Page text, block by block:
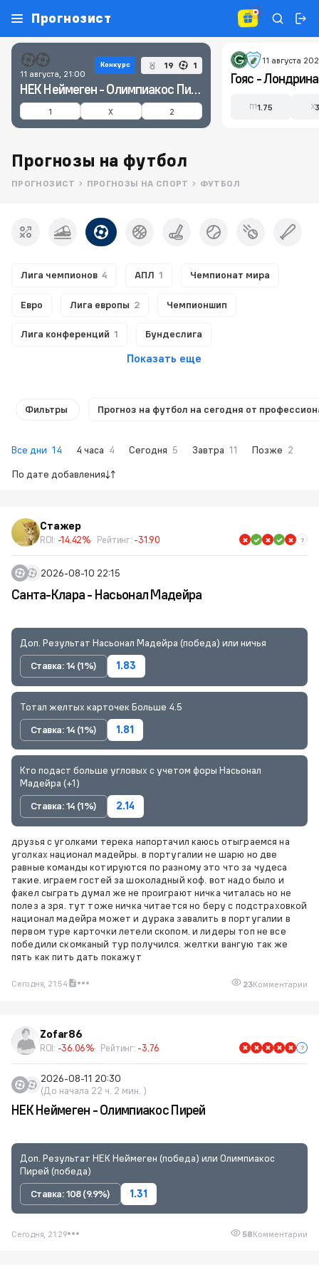
Прогнозист
11 августа, 21:00
Конкурс 19 1
НЕК Неймеген - Олимпиакос Пирей
1 X 2
11 августа
Гояс - Лондрина
П11.75 X
Прогнозы на футбол
ПРОГНОЗИСТ ПРОГНОЗЫ НА СПОРТ ФУТБОЛ
Лига чемпионов 4 АПЛ 1 Чемпионат мира
Евро Лига европы 2 Чемпионшип
Лига конференций 1 Бундеслига
Показать еще
Фильтры Прогноз на футбол на сегодня от
Все дни 14 4 часа 4 Сегодня 5 Завтра 11 Позже 2
По дате добавления
Стажер
ROI: -14.42% Рейтинг: -31.90
2026-08-10 22:15
Санта-Клара - Насьонал Мадейра
Доп. Результат Насьонал Мадейра (победа) или ничья
Ставка: 14 (1%)
1.83
Тотал желтых карточек Больше 4.5
Ставка: 14 (1%)
1.81
Кто подаст больше угловых с учетом форы Насьонал
Мадейра (+1)
Ставка: 14 (1%)
2.14
друзья с уголками терека напортачил каюсь отыграемся на
уголках национал мадейры. в португалии не шарю но две
равные команды котируются по разному это что за чудеса
такие. играем гостей за шоколадный коф. вот надо было и
факел сыграть думал же не проиграют ничка читалась но не
полез а зря. тут тоже ничка читается но беру с подстраховкой
национал мадейра может и дурака завалить в португалии в
первом туре карточки летели скопом. и лидеры топ не все
победили скомканый тур получился. желтки вангую так же
пять как пить дать покажут
Сегодня, 21:54 23Комментарии
Zofar86
ROI: -36.06% Рейтинг: -3.76
2026-08-11 20:30
(До начала 22 ч. 2 мин. )
НЕК Неймеген - Олимпиакос Пирей
Доп. Результат НЕК Неймеген (победа) или Олимпиакос
Пирей (победа)
Ставка: 108 (9.9%)
1.31
Сегодня, 21:29 58Комментарии